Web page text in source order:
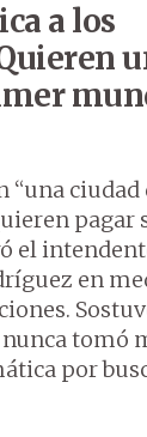
a los
“una
pagar
el
en
tomó
por